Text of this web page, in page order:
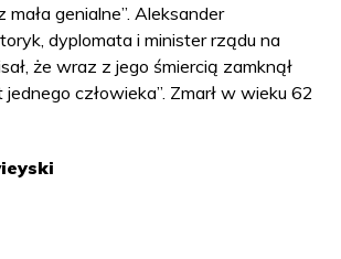
genialne”. Aleksander
dyplomata i minister rządu na
że wraz z jego śmiercią zamknął
człowieka”. Zmarł w wieku 62